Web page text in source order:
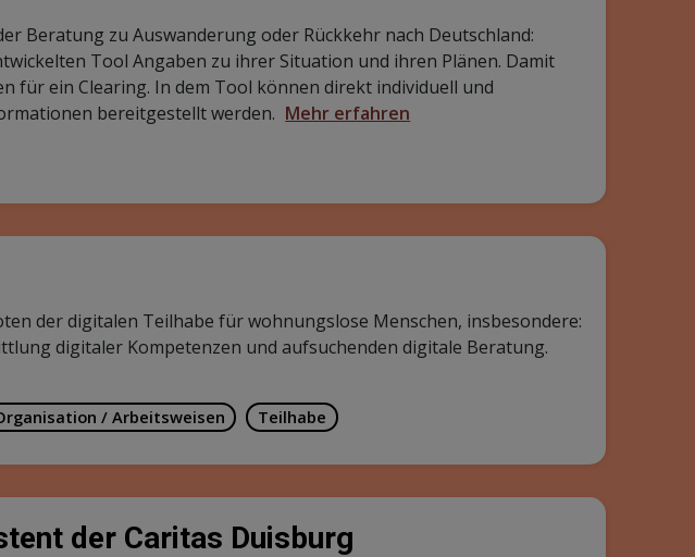
Beratung zu Auswanderung oder Rückkehr nach Deutschland:
Tool Angaben zu ihrer Situation und ihren Plänen. Damit
für ein Clearing. In dem Tool können direkt individuell und
bereitgestellt werden. Mehr erfahren
der digitalen Teilhabe für wohnungslose Menschen, insbesondere:
digitaler Kompetenzen und aufsuchenden digitale Beratung.
/ Arbeitsweisen Teilhabe
der Caritas Duisburg